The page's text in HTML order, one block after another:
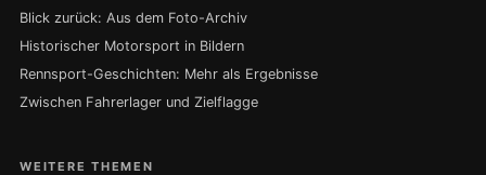
Blick zurück: Aus dem Foto-Archiv
Historischer Motorsport in Bildern
Rennsport-Geschichten: Mehr als Ergebnisse
Zwischen Fahrerlager und Zielflagge
WEITERE THEMEN